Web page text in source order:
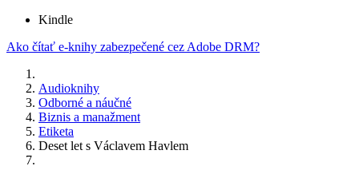
Kindle
Ako čítať e-knihy zabezpečené cez Adobe DRM?
Audioknihy
Odborné a náučné
Biznis a manažment
Etiketa
Deset let s Václavem Havlem